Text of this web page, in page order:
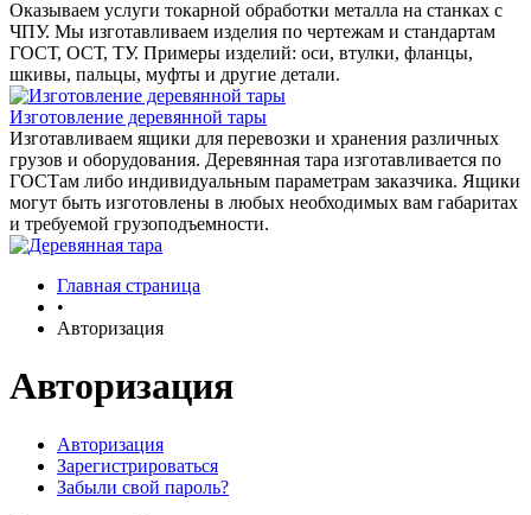
Оказываем услуги токарной обработки металла на станках с
ЧПУ. Мы изготавливаем изделия по чертежам и стандартам
ГОСТ, ОСТ, ТУ. Примеры изделий: оси, втулки, фланцы,
шкивы, пальцы, муфты и другие детали.
Изготовление деревянной тары
Изготавливаем ящики для перевозки и хранения различных
грузов и оборудования. Деревянная тара изготавливается по
ГОСТам либо индивидуальным параметрам заказчика. Ящики
могут быть изготовлены в любых необходимых вам габаритах
и требуемой грузоподъемности.
Главная страница
•
Авторизация
Авторизация
Авторизация
Зарегистрироваться
Забыли свой пароль?